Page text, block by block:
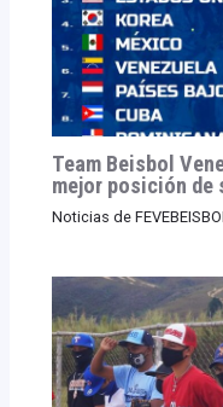
Team Beisbol
mejor posición de
Noticias de FEVEBEISBOL